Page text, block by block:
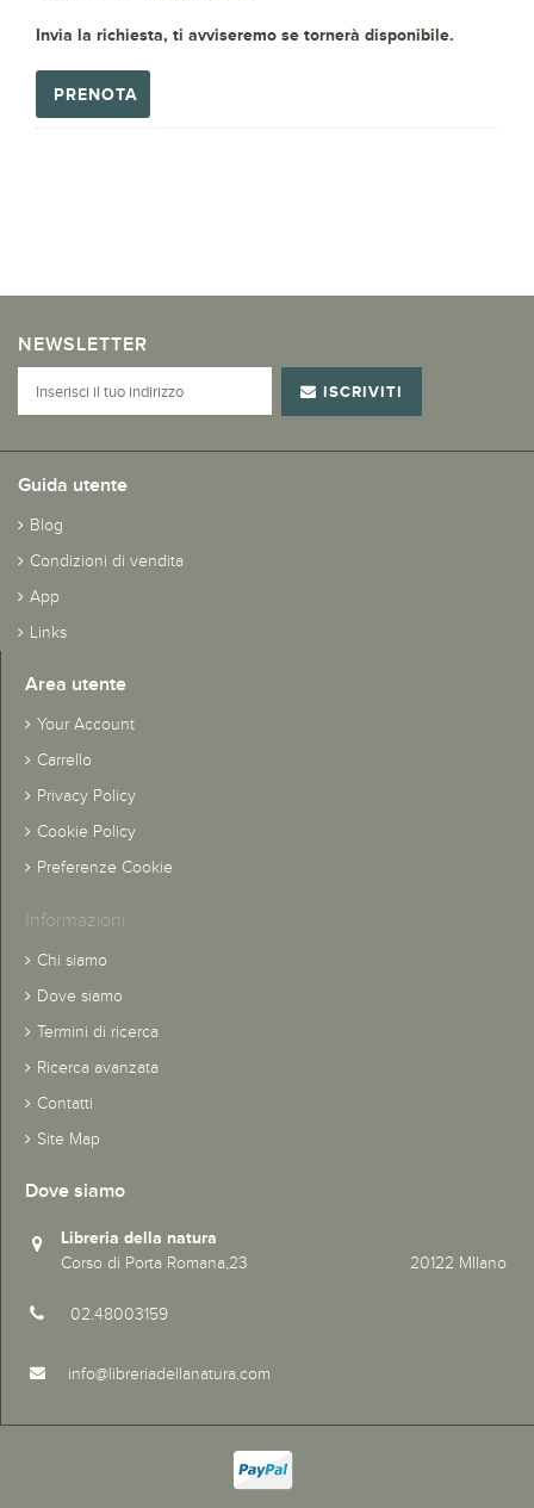
Invia la richiesta, ti avviseremo se tornerà disponibile.
PRENOTA
NEWSLETTER
ISCRIVITI
Guida utente
Blog
Condizioni di vendita
App
Links
Area utente
Your Account
Carrello
Privacy Policy
Cookie Policy
Preferenze Cookie
Informazioni
Chi siamo
Dove siamo
Termini di ricerca
Ricerca avanzata
Contatti
Site Map
Dove siamo
Libreria della natura
Corso di Porta Romana,23 20122 MIlano
02.48003159
info@libreriadellanatura.com